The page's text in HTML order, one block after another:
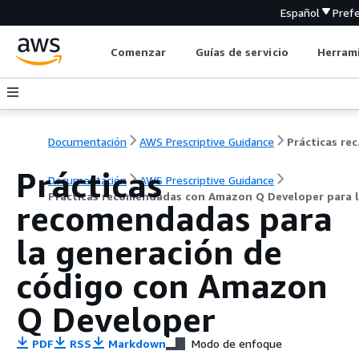
Español
Comenzar Guías de servicio
Documentación AWS Prescriptive Guidance
Documentación
AWS Prescriptive Guidance
Prácticas recomendadas con Amazon Q Developer
Prácticas
recomendadas para
la generación de
código con Amazon
Q Developer
PDF RSS Markdown Modo de enfoque